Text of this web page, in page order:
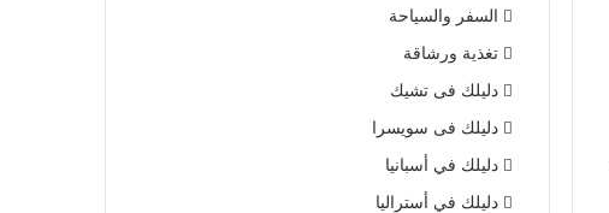
السفر والسياحة
تغذية ورشاقة
دليلك فى تشيك
دليلك فى سويسرا
دليلك في أسبانيا
دليلك في أستراليا